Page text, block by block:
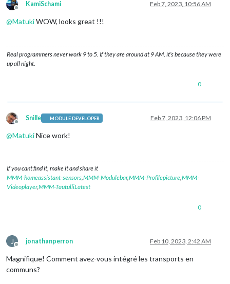
Offline
KamiSchami Feb 7, 2023, 10:56 AM
@MatukiWOW, looks great !!!
Real programmers never work 9 to 5. If they are around at 9 AM, it’s because they were
up all night.
0
Offline
Snille MODULE DEVELOPER Feb 7, 2023, 12:06 PM
@MatukiNice work!
If you cant find it, make it and share it
MMM-homeassistant-sensors,MMM-Modulebar,MMM-Profilepicture,MMM-
Videoplayer,MMM-TautulliLatest
0
J
Offline
jonathanperron Feb 10, 2023, 2:42 AM
Magnifique! Comment avez-vous intégré les transports en
communs?